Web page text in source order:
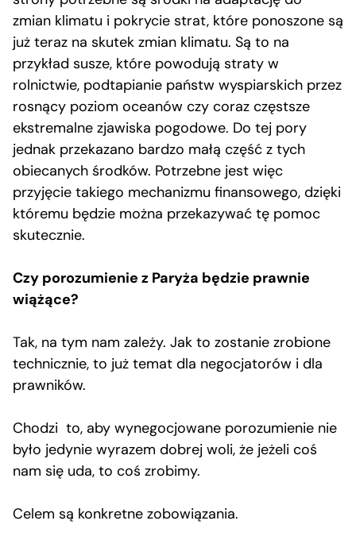
zmian klimatu i pokrycie strat, które ponoszone są
już teraz na skutek zmian klimatu. Są to na
przykład susze, które powodują straty w
rolnictwie, podtapianie państw wyspiarskich przez
rosnący poziom oceanów czy coraz częstsze
ekstremalne zjawiska pogodowe. Do tej pory
jednak przekazano bardzo małą część z tych
obiecanych środków. Potrzebne jest więc
przyjęcie takiego mechanizmu finansowego, dzięki
któremu będzie można przekazywać tę pomoc
skutecznie.
Czy porozumienie z Paryża będzie prawnie
wiążące?
Tak, na tym nam zależy. Jak to zostanie zrobione
technicznie, to już temat dla negocjatorów i dla
prawników.
Chodzi to, aby wynegocjowane porozumienie nie
było jedynie wyrazem dobrej woli, że jeżeli coś
nam się uda, to coś zrobimy.
Celem są konkretne zobowiązania.